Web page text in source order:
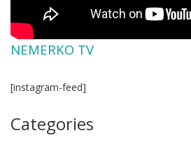
NEMERKO TV
[instagram-feed]
Categories